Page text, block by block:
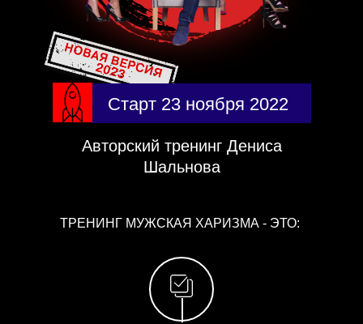
Авторский тренинг Дениса
Шальнова
ТРЕНИНГ МУЖСКАЯ ХАРИЗМА - ЭТО:
Старт 23 ноября 2022